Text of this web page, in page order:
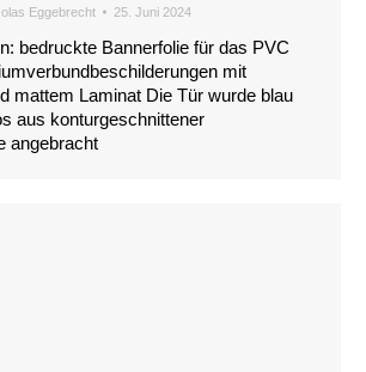
Eggebrecht 25. Juni 2024
bedruckte Bannerfolie für das PVC
mit
mattem Laminat Die Tür wurde blau
aus konturgeschnittener
angebracht